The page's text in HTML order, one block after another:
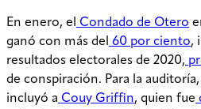
En enero, el Condado de Otero
ganó con más del 60 por ciento,
resultados electorales de 2020,
de conspiración. Para la
incluyó a Couy Griffin, quien fue